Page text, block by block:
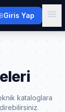
Giris Yap
kataloglara